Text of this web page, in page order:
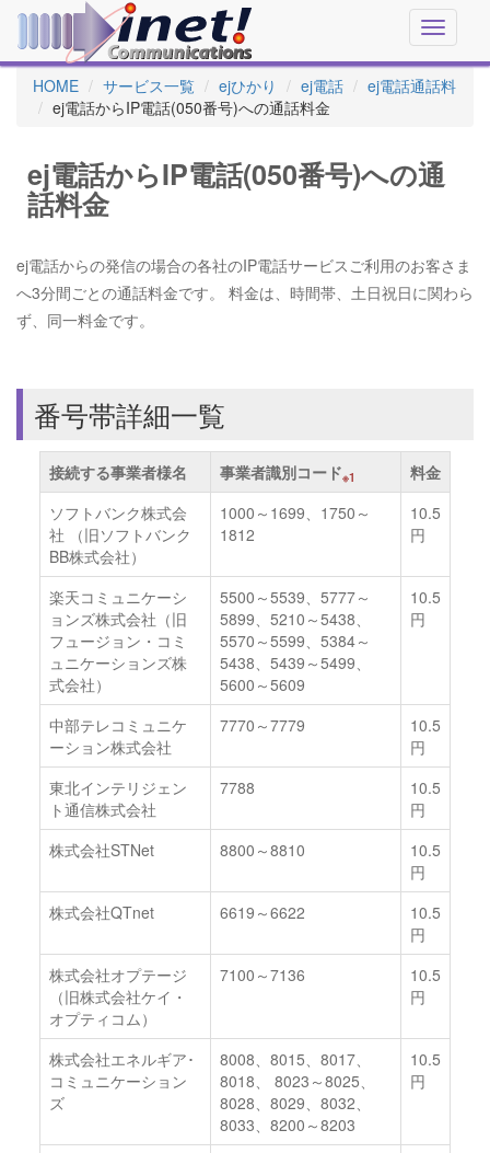
Toggle
HOME
サービス一覧 ejひかり ej電話
ej電話通話料
ej電話からIP電話(050番号)への通話料金
ej電話からIP電話(050番号)への通
話料金
ej電話からの発信の場合の各社のIP電話サービスご利用のお客さま
へ3分間ごとの通話料金です。 料金は、時間帯、土日祝日に関わら
ず、同一料金です。
番号帯詳細一覧
接続する事業者様名 事業者識別コード※1
料金
ソフトバンク株式会
社 （旧ソフトバンク
BB株式会社）
1000～1699、1750～
1812
10.5
円
楽天コミュニケーシ
ョンズ株式会社（旧
フュージョン・コミ
ュニケーションズ株
式会社）
5500～5539、5777～
5899、5210～5438、
5570～5599、5384～
5438、5439～5499、
5600～5609
10.5
円
中部テレコミュニケ
ーション株式会社
7770～7779
10.5
円
東北インテリジェン
ト通信株式会社
7788
10.5
円
株式会社STNet
8800～8810
10.5
円
株式会社QTnet
6619～6622
10.5
円
株式会社オプテージ
（旧株式会社ケイ・
オプティコム）
7100～7136
10.5
円
株式会社エネルギア･
コミュニケーション
ズ
8008、8015、8017、
8018、 8023～8025、
8028、8029、8032、
8033、8200～8203
10.5
円